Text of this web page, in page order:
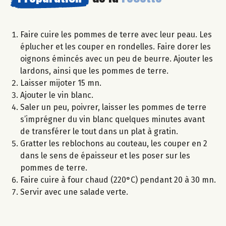
Faire cuire les pommes de terre avec leur peau. Les
éplucher et les couper en rondelles. Faire dorer les
oignons émincés avec un peu de beurre. Ajouter les
lardons, ainsi que les pommes de terre.
Laisser mijoter 15 mn.
Ajouter le vin blanc.
Saler un peu, poivrer, laisser les pommes de terre
s’imprégner du vin blanc quelques minutes avant
de transférer le tout dans un plat à gratin.
Gratter les reblochons au couteau, les couper en 2
dans le sens de épaisseur et les poser sur les
pommes de terre.
Faire cuire à four chaud (220°C) pendant 20 à 30 mn.
Servir avec une salade verte.